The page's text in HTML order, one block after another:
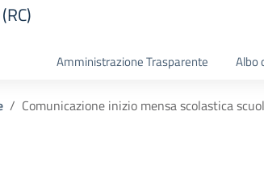
Amministrazione Trasparente Albo
Comunicazione inizio mensa scolastica